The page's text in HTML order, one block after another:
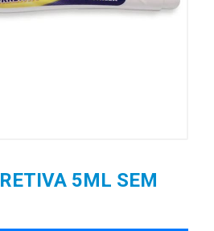
5ML SEM